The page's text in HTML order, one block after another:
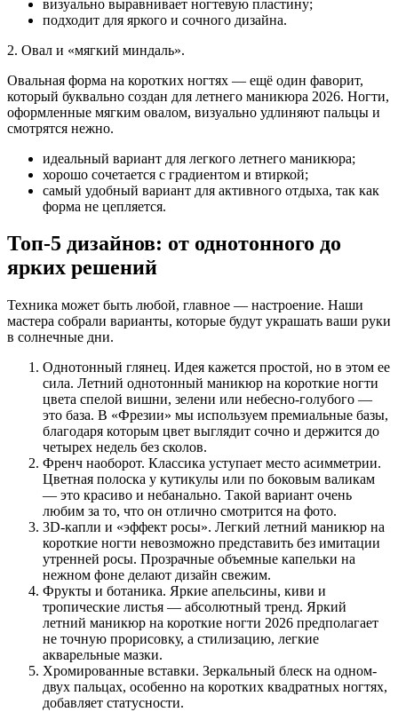
визуально выравнивает ногтевую пластину;
подходит для яркого и сочного дизайна.
2. Овал и «мягкий миндаль».
Овальная форма на коротких ногтях — ещё один фаворит,
который буквально создан для летнего маникюра 2026. Ногти,
оформленные мягким овалом, визуально удлиняют пальцы и
смотрятся нежно.
идеальный вариант для легкого летнего маникюра;
хорошо сочетается с градиентом и втиркой;
самый удобный вариант для активного отдыха, так как
форма не цепляется.
Топ-5 дизайнов: от однотонного до
ярких решений
Техника может быть любой, главное — настроение. Наши
мастера собрали варианты, которые будут украшать ваши руки
в солнечные дни.
Однотонный глянец. Идея кажется простой, но в этом ее
сила. Летний однотонный маникюр на короткие ногти
цвета спелой вишни, зелени или небесно-голубого —
это база. В «Фрезии» мы используем премиальные базы,
благодаря которым цвет выглядит сочно и держится до
четырех недель без сколов.
Френч наоборот. Классика уступает место асимметрии.
Цветная полоска у кутикулы или по боковым валикам
— это красиво и небанально. Такой вариант очень
любим за то, что он отлично смотрится на фото.
3D-капли и «эффект росы». Легкий летний маникюр на
короткие ногти невозможно представить без имитации
утренней росы. Прозрачные объемные капельки на
нежном фоне делают дизайн свежим.
Фрукты и ботаника. Яркие апельсины, киви и
тропические листья — абсолютный тренд. Яркий
летний маникюр на короткие ногти 2026 предполагает
не точную прорисовку, а стилизацию, легкие
акварельные мазки.
Хромированные вставки. Зеркальный блеск на одном-
двух пальцах, особенно на коротких квадратных ногтях,
добавляет статусности.